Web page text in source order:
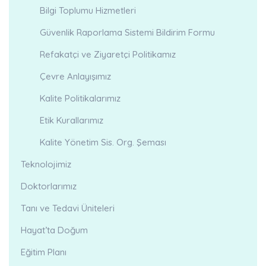
Bilgi Toplumu Hizmetleri
Güvenlik Raporlama Sistemi Bildirim Formu
Refakatçi ve Ziyaretçi Politikamız
Çevre Anlayışımız
Kalite Politikalarımız
Etik Kurallarımız
Kalite Yönetim Sis. Org. Şeması
Teknolojimiz
Doktorlarımız
Tanı ve Tedavi Üniteleri
Hayat’ta Doğum
Eğitim Planı